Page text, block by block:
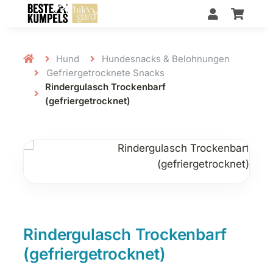
Hund
Hundesnacks & Belohnungen
Gefriergetrocknete Snacks
Rindergulasch Trockenbarf
(gefriergetrocknet)
Rindergulasch Trockenbarf
(gefriergetrocknet)